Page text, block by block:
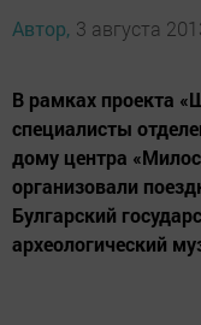
Автор, 3 августа
В рамках проекта
специалисты
дому центра
организовали
Булгарский
археологический